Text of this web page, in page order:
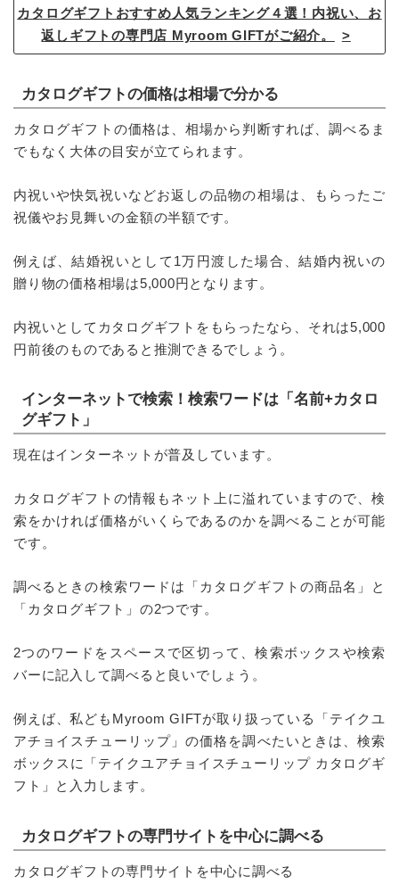
カタログギフトおすすめ人気ランキング４選！内祝い、お
返しギフトの専門店 Myroom GIFTがご紹介。
カタログギフトの価格は相場で分かる
カタログギフトの価格は、相場から判断すれば、調べるま
でもなく大体の目安が立てられます。
内祝いや快気祝いなどお返しの品物の相場は、もらったご
祝儀やお見舞いの金額の半額です。
例えば、結婚祝いとして1万円渡した場合、結婚内祝いの
贈り物の価格相場は5,000円となります。
内祝いとしてカタログギフトをもらったなら、それは5,000
円前後のものであると推測できるでしょう。
インターネットで検索！検索ワードは「名前+カタロ
グギフト」
現在はインターネットが普及しています。
カタログギフトの情報もネット上に溢れていますので、検
索をかければ価格がいくらであるのかを調べることが可能
です。
調べるときの検索ワードは「カタログギフトの商品名」と
「カタログギフト」の2つです。
2つのワードをスペースで区切って、検索ボックスや検索
バーに記入して調べると良いでしょう。
例えば、私どもMyroom GIFTが取り扱っている「テイクユ
アチョイスチューリップ」の価格を調べたいときは、検索
ボックスに「テイクユアチョイスチューリップ カタログギ
フト」と入力します。
カタログギフトの専門サイトを中心に調べる
カタログギフトの専門サイトを中心に調べる